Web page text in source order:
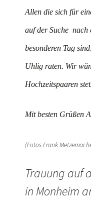
Allen die sich für
auf der Suche nach
besonderen Tag
Uhlig raten. Wir
Hochzeitspaaren
Mit besten Grüßen
(Fotos Frank
Trauung auf
in Monheim